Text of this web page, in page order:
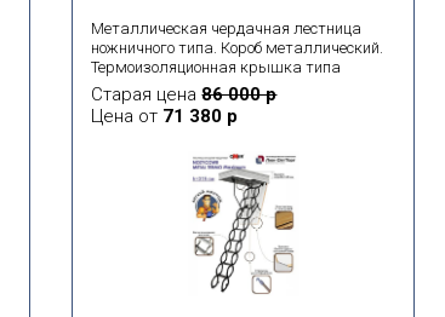
Металлическая чердачная лестница
ножничного типа. Короб металлический.
Термоизоляционная крышка типа
«сэндвич», толщиной 26 мм, утеплена
пенопластом, облицована с двух сторон
ДСП белого цвета.
Старая цена86 000 р
Цена от 71 380 р